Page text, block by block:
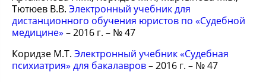
Тютюев В.В. Электронный учебник для
дистанционного обучения юристов по «Судебной
медицине» – 2016 г. – № 47
Коридзе М.Т. Электронный учебник «Судебная
психиатрия» для бакалавров– 2016 г. – № 47